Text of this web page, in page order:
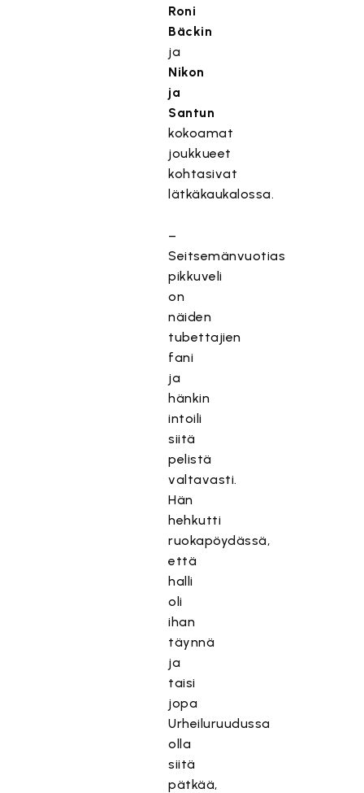
Roni
Bäckin
ja
Nikon
ja
Santun
kokoamat
joukkueet
kohtasivat
lätkäkaukalossa.
–
Seitsemänvuotias
pikkuveli
on
näiden
tubettajien
fani
ja
hänkin
intoili
siitä
pelistä
valtavasti.
Hän
hehkutti
ruokapöydässä,
että
halli
oli
ihan
täynnä
ja
taisi
jopa
Urheiluruudussa
olla
siitä
pätkää,